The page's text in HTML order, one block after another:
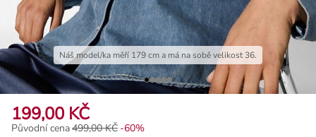
Náš model/ka měří 179 cm a má na sobě velikost 36.
199,00 KČ
Původní cena 499,00 Kč, Sleva -60%
Původní cena499,00 KČ -60%